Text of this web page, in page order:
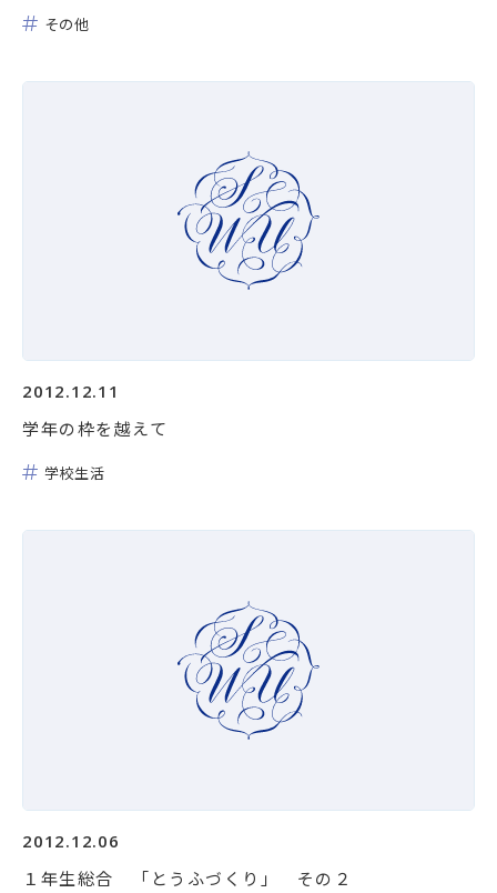
その他
2012.12.11
学年の枠を越えて
学校生活
2012.12.06
１年生総合 「とうふづくり」 その２